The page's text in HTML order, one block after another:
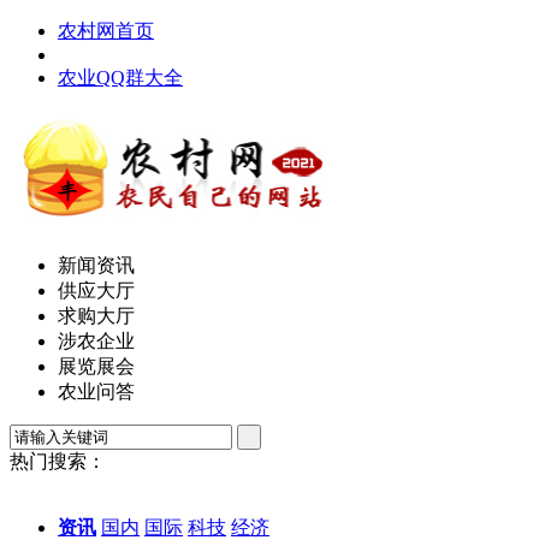
农村网首页
农业QQ群大全
新闻资讯
供应大厅
求购大厅
涉农企业
展览展会
农业问答
热门搜索：
资讯 国内 国际 科技 经济